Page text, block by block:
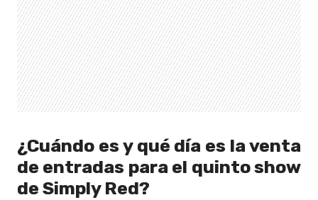
¿Cuándo es y qué día es la venta
de entradas para el quinto show
de Simply Red?